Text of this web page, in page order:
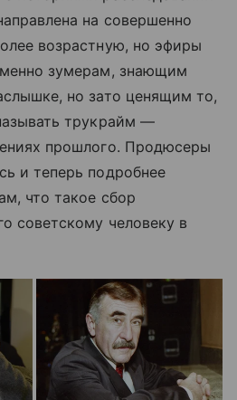
на совершенно
возрастную, но эфиры
зумерам, знающим
но зато ценящим то,
трукрайм —
прошлого. Продюсеры
и теперь подробнее
что такое сбор
советскому человеку в